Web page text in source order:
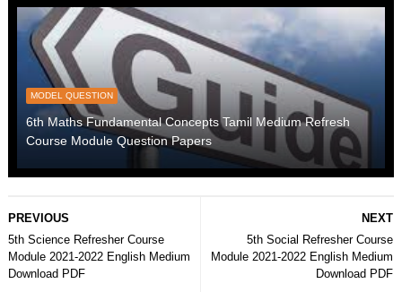
MODEL QUESTION
6th Maths Fundamental Concepts Tamil Medium Refresh
Course Module Question Papers
NEXT
5th Social Refresher Course
Module 2021-2022 English Medium
Download PDF
PREVIOUS
5th Science Refresher Course
Module 2021-2022 English Medium
Download PDF